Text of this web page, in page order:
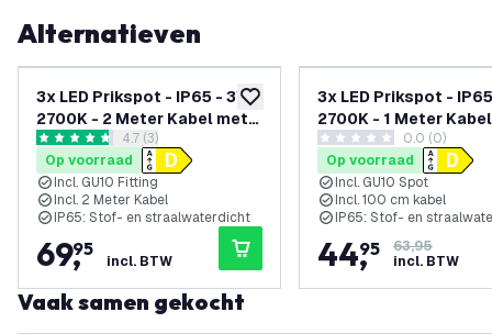
Alternatieven
toevoegen aan verlanglijst
3x LED Prikspot - IP65 - 3W -
2700K - 2 Meter Kabel met
Stekker - Zwartreviews drawer openen
4.7 score sterren4.7 (3)
Op voorraad
Incl. GU10 Fitting
Incl. 2 Meter Kabel
IP65: Stof- en straalwaterdicht
69,
95
incl. BTW
3x LED Prikspot -
2700K - 1 Meter
Antraciet
0 score sterren0.0 (0)
Op voorraad
Incl. GU10 Spot
Incl. 100 cm kabel
IP65: Stof- en
44,
95
63,95
incl. BTW
Vaak samen gekocht